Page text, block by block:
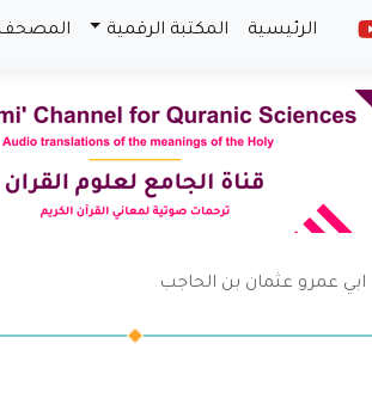
الرئيسية المكتبة الرقمية المصحف
ابي عمرو عثمان بن الحاجب